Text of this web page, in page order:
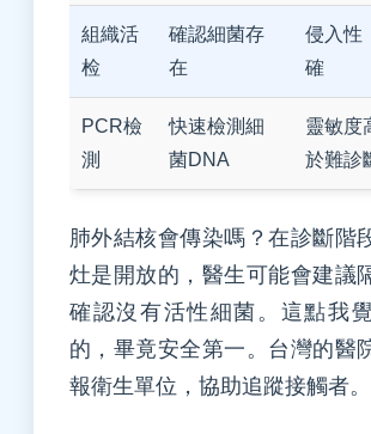
組織活
检
確認細菌存
在
侵入性
確
PCR檢
測
快速檢測細
菌DNA
靈敏度
於難診
肺外結核會傳染嗎？在診斷階
灶是開放的，醫生可能會建議
確認沒有活性細菌。這點我
的，畢竟安全第一。台灣的醫
報衛生單位，協助追蹤接觸者。